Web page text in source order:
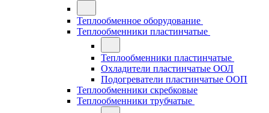
Теплообменное оборудование
Теплообменники пластинчатые
Теплообменники пластинчатые
Охладители пластинчатые ООЛ
Подогреватели пластинчатые ООП
Теплообменники скребковые
Теплообменники трубчатые